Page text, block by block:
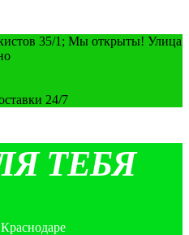
35/1; Мы открыты! Улица
24/7
ТЕБЯ